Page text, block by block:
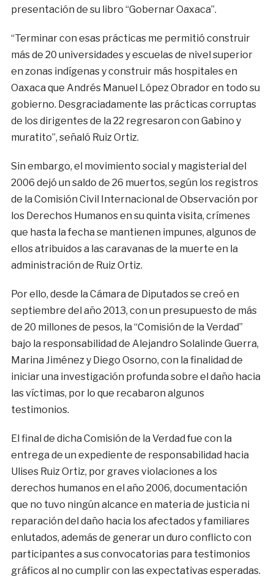
presentación de su libro “Gobernar Oaxaca”.
“Terminar con esas prácticas me permitió construir
más de 20 universidades y escuelas de nivel superior
en zonas indígenas y construir más hospitales en
Oaxaca que Andrés Manuel López Obrador en todo su
gobierno. Desgraciadamente las prácticas corruptas
de los dirigentes de la 22 regresaron con Gabino y
muratito”, señaló Ruiz Ortiz.
Sin embargo, el movimiento social y magisterial del
2006 dejó un saldo de 26 muertos, según los registros
de la Comisión Civil Internacional de Observación por
los Derechos Humanos en su quinta visita, crímenes
que hasta la fecha se mantienen impunes, algunos de
ellos atribuidos a las caravanas de la muerte en la
administración de Ruiz Ortiz.
Por ello, desde la Cámara de Diputados se creó en
septiembre del año 2013, con un presupuesto de más
de 20 millones de pesos, la “Comisión de la Verdad”
bajo la responsabilidad de Alejandro Solalinde Guerra,
Marina Jiménez y Diego Osorno, con la finalidad de
iniciar una investigación profunda sobre el daño hacia
las víctimas, por lo que recabaron algunos
testimonios.
El final de dicha Comisión de la Verdad fue con la
entrega de un expediente de responsabilidad hacia
Ulises Ruiz Ortiz, por graves violaciones a los
derechos humanos en el año 2006, documentación
que no tuvo ningún alcance en materia de justicia ni
reparación del daño hacia los afectados y familiares
enlutados, además de generar un duro conflicto con
participantes a sus convocatorias para testimonios
gráficos al no cumplir con las expectativas esperadas.